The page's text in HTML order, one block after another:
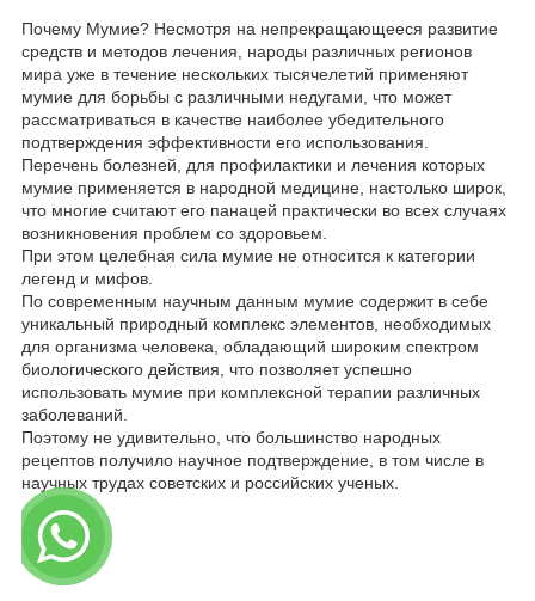
Почему Мумие? Несмотря на непрекращающееся развитие
средств и методов лечения, народы различных регионов
мира уже в течение нескольких тысячелетий применяют
мумие для борьбы с различными недугами, что может
рассматриваться в качестве наиболее убедительного
подтверждения эффективности его использования.
Перечень болезней, для профилактики и лечения которых
мумие применяется в народной медицине, настолько широк,
что многие считают его панацей практически во всех случаях
возникновения проблем со здоровьем.
При этом целебная сила мумие не относится к категории
легенд и мифов.
По современным научным данным мумие содержит в себе
уникальный природный комплекс элементов, необходимых
для организма человека, обладающий широким спектром
биологического действия, что позволяет успешно
использовать мумие при комплексной терапии различных
заболеваний.
Поэтому не удивительно, что большинство народных
рецептов получило научное подтверждение, в том числе в
научных трудах советских и российских ученых.